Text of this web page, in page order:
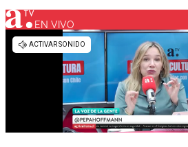
Los comentarios son moderados
diálogo
EN VIVO